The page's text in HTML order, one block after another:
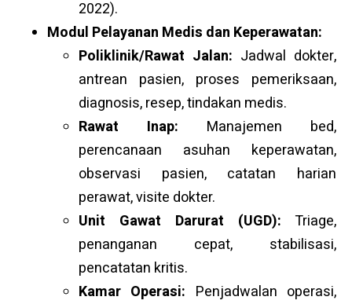
2022).
Modul Pelayanan Medis dan Keperawatan:
Poliklinik/Rawat Jalan: Jadwal dokter,
antrean pasien, proses pemeriksaan,
diagnosis, resep, tindakan medis.
Rawat Inap: Manajemen bed,
perencanaan asuhan keperawatan,
observasi pasien, catatan harian
perawat, visite dokter.
Unit Gawat Darurat (UGD): Triage,
penanganan cepat, stabilisasi,
pencatatan kritis.
Kamar Operasi: Penjadwalan operasi,